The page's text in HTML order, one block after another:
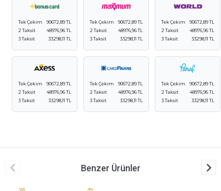
Tek Çekim
90672,89 TL
2 Taksit
48976,96 TL
3 Taksit
33298,11 TL
Tek Çekim
90672,89 TL
2 Taksit
48976,96 TL
3 Taksit
33298,11 TL
Tek Çekim
90672,89 TL
2 Taksit
48976,96 TL
3 Taksit
33298,11 TL
Tek Çekim
90672,89 TL
2 Taksit
48976,96 TL
3 Taksit
33298,11 TL
Tek Çekim
90672,89 TL
2 Taksit
48976,96 TL
3 Taksit
33298,11 TL
Tek Çekim
90672,89 TL
2 Taksit
48976,96 TL
3 Taksit
33298,11 TL
Benzer Ürünler